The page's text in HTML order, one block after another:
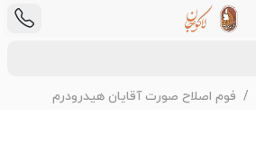
فوم اصلاح صورت آقایان هیدرودرم